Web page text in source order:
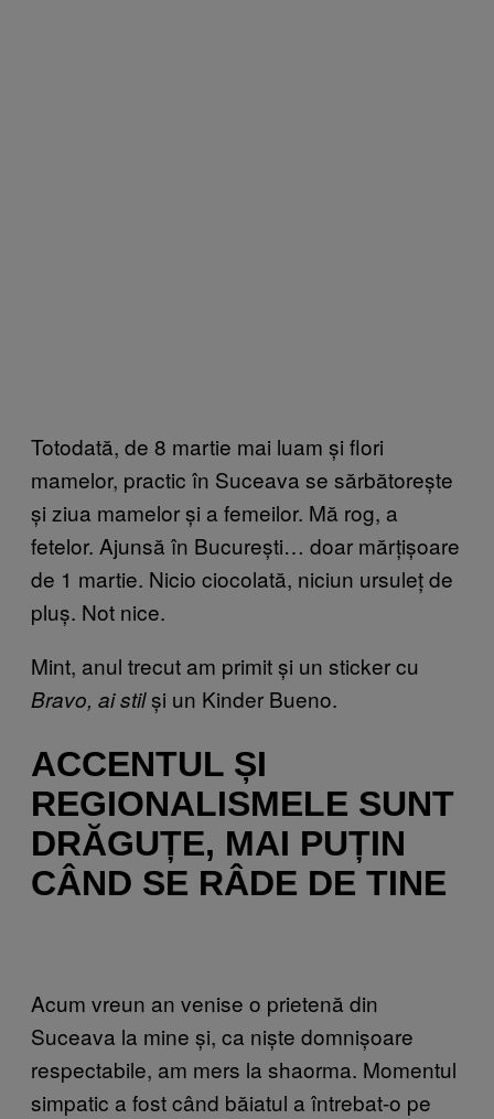
Totodată, de 8 martie mai luam și flori
mamelor, practic în Suceava se sărbătorește
și ziua mamelor și a femeilor. Mă rog, a
fetelor. Ajunsă în București… doar mărțișoare
de 1 martie. Nicio ciocolată, niciun ursuleț de
pluș. Not nice.
Mint, anul trecut am primit și un sticker cu
Bravo, ai stilși un Kinder Bueno.
ACCENTUL ȘI
REGIONALISMELE SUNT
DRĂGUȚE, MAI PUȚIN
CÂND SE RÂDE DE TINE
Acum vreun an venise o prietenă din
Suceava la mine și, ca niște domnișoare
respectabile, am mers la shaorma. Momentul
simpatic a fost când băiatul a întrebat-o pe